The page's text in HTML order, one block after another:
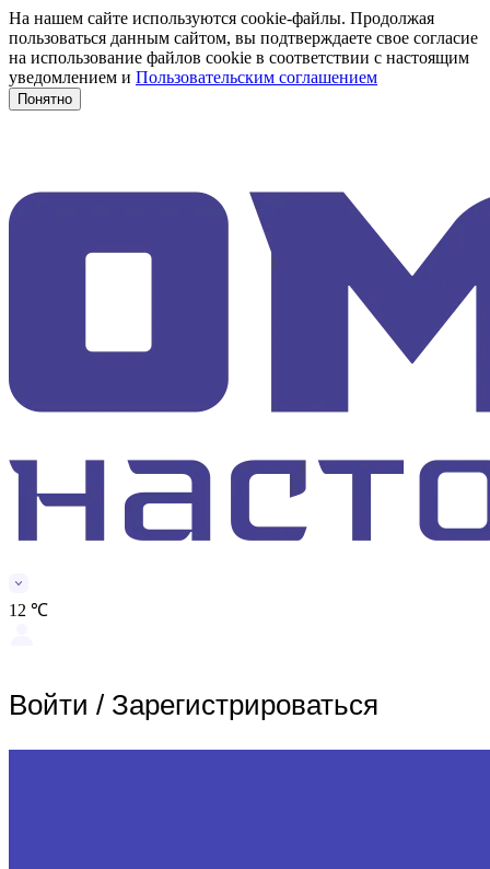
На нашем сайте используются cookie-файлы. Продолжая
пользоваться данным сайтом, вы подтверждаете свое согласие
на использование файлов cookie в соответствии с настоящим
уведомлением и Пользовательским соглашением
Понятно
12 ℃
Войти / Зарегистрироваться